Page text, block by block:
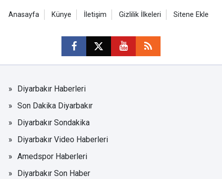
Anasayfa Künye İletişim Gizlilik İlkeleri Sitene Ekle
Diyarbakır Haberleri
Son Dakika Diyarbakır
Diyarbakır Sondakika
Diyarbakır Video Haberleri
Amedspor Haberleri
Diyarbakır Son Haber